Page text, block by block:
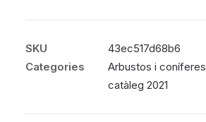
SKU
43ec517d68b6
Categories
Arbustos i coníferes
catàleg 2021